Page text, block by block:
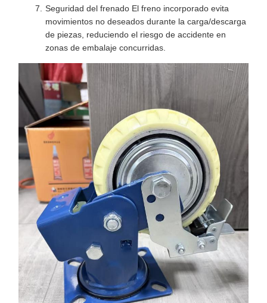
Seguridad del frenado El freno incorporado evita
movimientos no deseados durante la carga/descarga
de piezas, reduciendo el riesgo de accidente en
zonas de embalaje concurridas.